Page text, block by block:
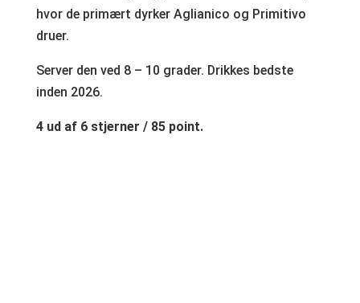
hvor de primært dyrker Aglianico og Primitivo
druer.
Server den ved 8 – 10 grader. Drikkes bedste
inden 2026.
4 ud af 6 stjerner / 85 point.